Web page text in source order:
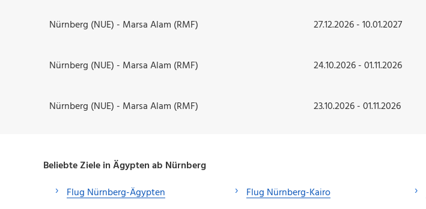
Nürnberg (NUE) - Marsa Alam (RMF) 27.12.2026 - 10.01.2027
Nürnberg (NUE) - Marsa Alam (RMF) 24.10.2026 - 01.11.2026
Nürnberg (NUE) - Marsa Alam (RMF) 23.10.2026 - 01.11.2026
Beliebte Ziele in Ägypten ab Nürnberg
Flug Nürnberg-Ägypten
Flug Nürnberg-Kairo